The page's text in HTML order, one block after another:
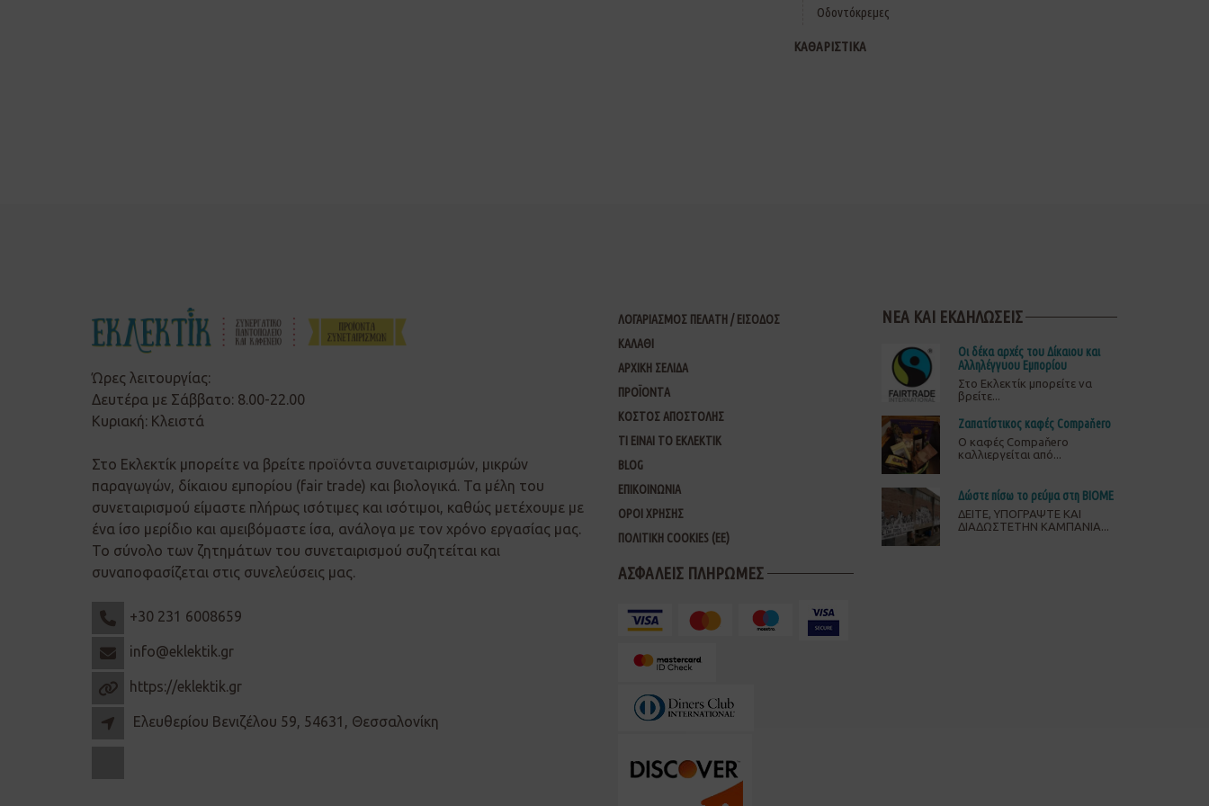
Οδοντόκρεμες
ΚΑΘΑΡΙΣΤΙΚΑ
Ώρες λειτουργίας:
Δευτέρα με Σάββατο: 8.00-22.00
Κυριακή: Κλειστά
Στο Εκλεκτίκ μπορείτε να βρείτε προϊόντα συνεταιρισμών, μικρών
παραγωγών, δίκαιου εμπορίου (fair trade) και βιολογικά. Τα μέλη του
συνεταιρισμού είμαστε πλήρως ισότιμες και ισότιμοι, καθώς μετέχουμε με
ένα ίσο μερίδιο και αμειβόμαστε ίσα, ανάλογα με τον χρόνο εργασίας μας.
Το σύνολο των ζητημάτων του συνεταιρισμού συζητείται και
συναποφασίζεται στις συνελεύσεις μας.
+30 231 6008659
info@eklektik.gr
https://eklektik.gr
Ελευθερίου Βενιζέλου 59, 54631, Θεσσαλονίκη
ΛΟΓΑΡΙΑΣΜΟΣ ΠΕΛΑΤΗ / ΕΙΣΟΔΟΣ
ΚΑΛΑΘΙ
ΑΡΧΙΚΗ ΣΕΛΙΔΑ
ΠΡΟΪΟΝΤΑ
ΚΟΣΤΟΣ ΑΠΟΣΤΟΛΗΣ
ΤΙ ΕΙΝΑΙ ΤΟ ΕΚΛΕΚΤΙΚ
BLOG
ΕΠΙΚΟΙΝΩΝΙΑ
ΟΡΟΙ ΧΡΗΣΗΣ
ΠΟΛΙΤΙΚΗ COOKIES (ΕΕ)
ΑΣΦΑΛΕΙΣ ΠΛΗΡΩΜΕΣ
ΝΕΑ ΚΑΙ ΕΚΔΗΛΩΣΕΙΣ
Οι δέκα αρχές του Δίκαιου και
Αλληλέγγυου Εμπορίου
Στο Εκλεκτίκ μπορείτε να
βρείτε...
Ζαπατίστικος καφές Compaňero
O καφές Compaňero
καλλιεργείται από...
Δώστε πίσω το ρεύμα στη ΒΙΟΜΕ
ΔΕΙΤΕ, ΥΠΟΓΡΑΨΤΕ ΚΑΙ
ΔΙΑΔΩΣΤΕΤΗΝ ΚΑΜΠΑΝΙΑ...